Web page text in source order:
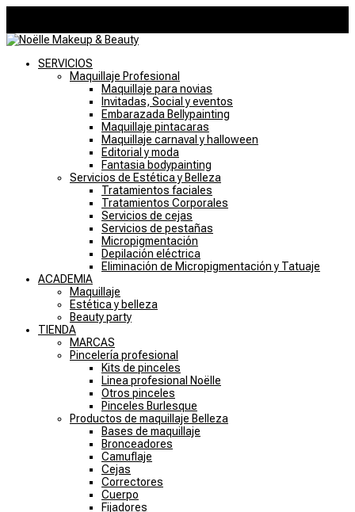
SERVICIOS
Maquillaje Profesional
Maquillaje para novias
Invitadas, Social y eventos
Embarazada Bellypainting
Maquillaje pintacaras
Maquillaje carnaval y halloween
Editorial y moda
Fantasia bodypainting
Servicios de Estética y Belleza
Tratamientos faciales
Tratamientos Corporales
Servicios de cejas
Servicios de pestañas
Micropigmentación
Depilación eléctrica
Eliminación de Micropigmentación y Tatuaje
ACADEMIA
Maquillaje
Estética y belleza
Beauty party
TIENDA
MARCAS
Pincelería profesional
Kits de pinceles
Linea profesional Noëlle
Otros pinceles
Pinceles Burlesque
Productos de maquillaje Belleza
Bases de maquillaje
Bronceadores
Camuflaje
Cejas
Correctores
Cuerpo
Fijadores